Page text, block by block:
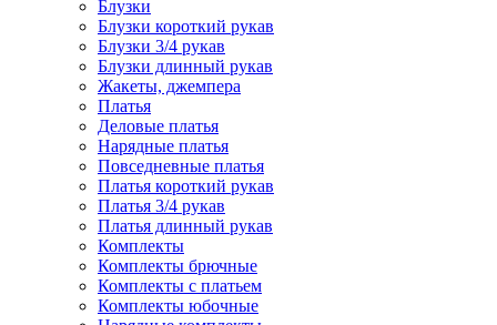
Блузки
Блузки короткий рукав
Блузки 3/4 рукав
Блузки длинный рукав
Жакеты, джемпера
Платья
Деловые платья
Нарядные платья
Повседневные платья
Платья короткий рукав
Платья 3/4 рукав
Платья длинный рукав
Комплекты
Комплекты брючные
Комплекты с платьем
Комплекты юбочные